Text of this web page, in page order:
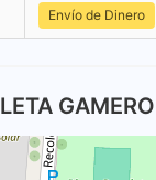
Envío de Dinero
GAMERO